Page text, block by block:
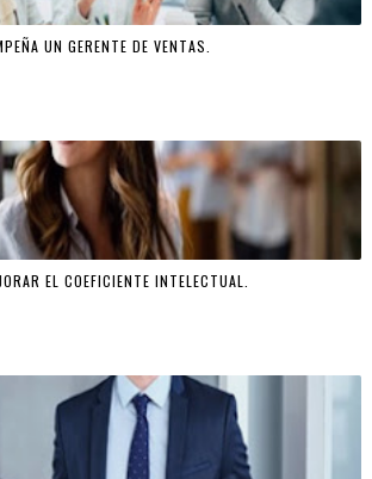
UN GERENTE DE VENTAS.
EL COEFICIENTE INTELECTUAL.